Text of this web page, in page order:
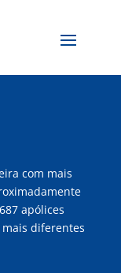
com mais
apólices
diferentes